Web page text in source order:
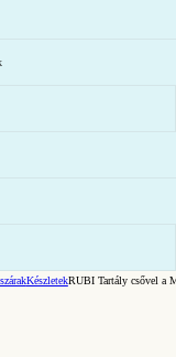
KészletekRUBI Tartály csővel a